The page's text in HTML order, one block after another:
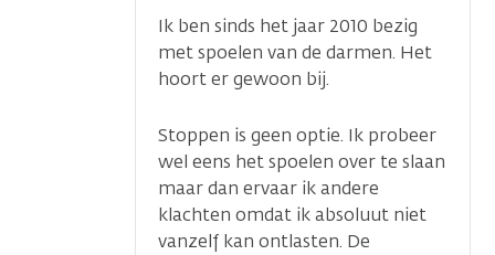
Ik ben sinds het jaar 2010 bezig
met spoelen van de darmen. Het
hoort er gewoon bij.
Stoppen is geen optie. Ik probeer
wel eens het spoelen over te slaan
maar dan ervaar ik andere
klachten omdat ik absoluut niet
vanzelf kan ontlasten. De